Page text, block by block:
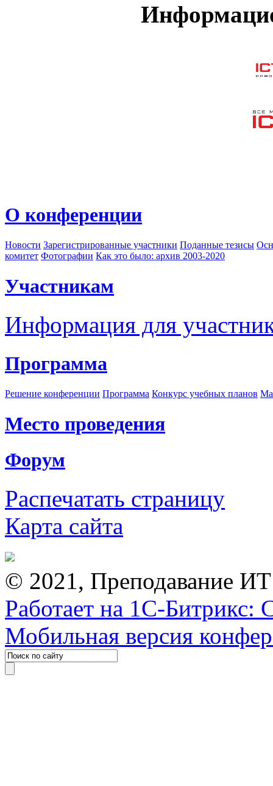
О конференции
Новости Зарегистрированные участники Поданные тезисы
комитет Фотографии Как это было: архив 2003-2020
Участникам
Информация для
Программа
Решение конференции Программа Конкурс учебных планов
Место проведения
Форум
Распечатать страницу
Карта сайта
© 2021, Преподавание
Работает на 1С-Битрикс:
Мобильная версия